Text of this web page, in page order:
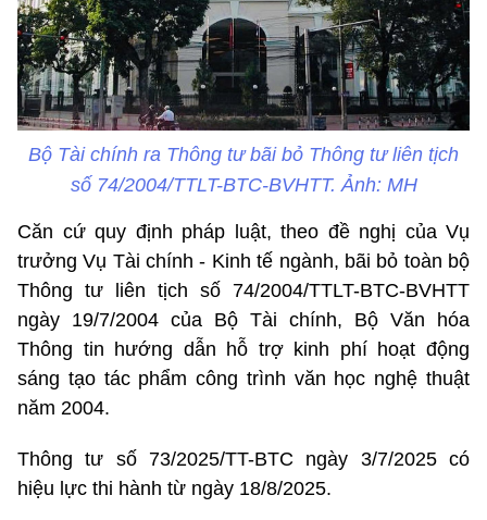
Bộ Tài chính ra Thông tư bãi bỏ Thông tư liên tịch
số 74/2004/TTLT-BTC-BVHTT. Ảnh: MH
Căn cứ quy định pháp luật, theo đề nghị của Vụ
trưởng Vụ Tài chính - Kinh tế ngành, bãi bỏ toàn bộ
Thông tư liên tịch số 74/2004/TTLT-BTC-BVHTT
ngày 19/7/2004 của Bộ Tài chính, Bộ Văn hóa
Thông tin hướng dẫn hỗ trợ kinh phí hoạt động
sáng tạo tác phẩm công trình văn học nghệ thuật
năm 2004.
Thông tư số 73/2025/TT-BTC ngày 3/7/2025 có
hiệu lực thi hành từ ngày 18/8/2025.